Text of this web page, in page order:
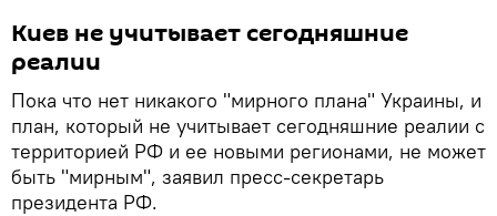
Киев не учитывает сегодняшние
реалии
Пока что нет никакого "мирного плана" Украины, и
план, который не учитывает сегодняшние реалии с
территорией РФ и ее новыми регионами, не может
быть "мирным", заявил пресс-секретарь
президента РФ.